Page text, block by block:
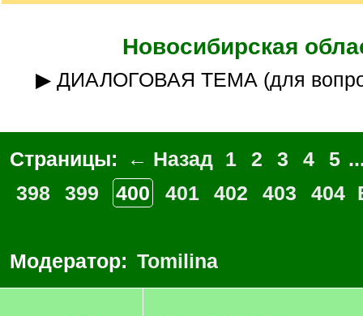
]
Новосибирская
▶ ДИАЛОГОВАЯ ТЕМА (для
Страницы: ← Назад 1 2 3 4 5
398
399 400 401 402 403 404
Модератор: Tomilina